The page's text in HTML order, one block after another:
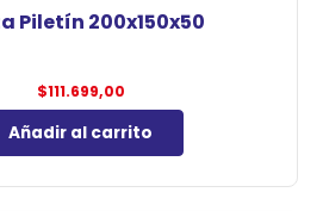
Piletín 200x150x50
$111.699,00
Añadir al carrito